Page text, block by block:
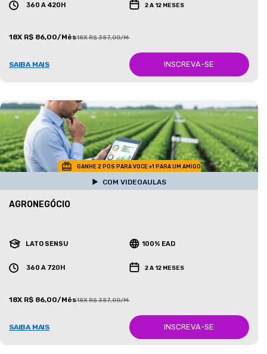
360 A 420H 2 A 12 MESES
18X R$ 86,00/Mês18X R$ 387,00/Mês
SAIBA MAIS INSCREVA-SE
GANHE 2 POS PARA VOCE +1 PARA UM AMIGO
COM VIDEOAULAS
AGRONEGÓCIO
LATO SENSU 100% EAD
360 A 720H 2 A 12 MESES
18X R$ 86,00/Mês18X R$ 387,00/Mês
SAIBA MAIS INSCREVA-SE